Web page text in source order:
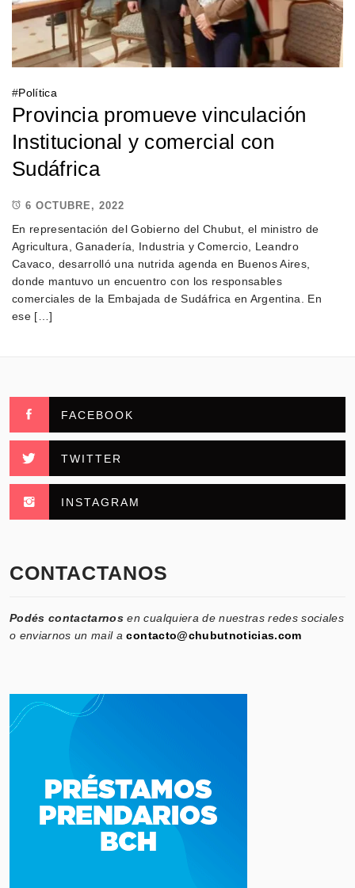
#Política
Provincia promueve vinculación
Institucional y comercial con
Sudáfrica
6 OCTUBRE, 2022
En representación del Gobierno del Chubut, el ministro de
Agricultura, Ganadería, Industria y Comercio, Leandro
Cavaco, desarrolló una nutrida agenda en Buenos Aires,
donde mantuvo un encuentro con los responsables
comerciales de la Embajada de Sudáfrica en Argentina. En
ese […]
FACEBOOK
TWITTER
INSTAGRAM
CONTACTANOS
Podés contactarnos en cualquiera de nuestras redes sociales
o enviarnos un mail acontacto@chubutnoticias.com